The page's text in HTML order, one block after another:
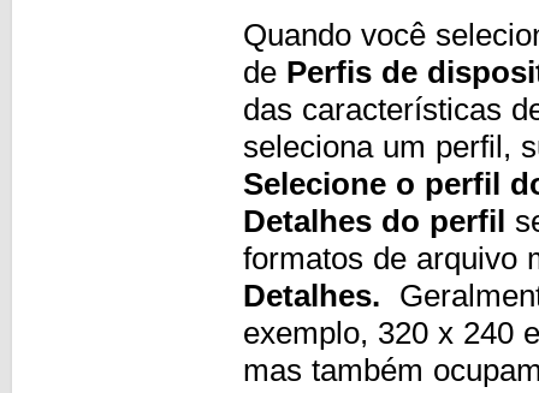
Quando você
de Perfis de
das características
seleciona um perfil,
Selecione o perfil
Detalhes do perfil
formatos de arquivo
Detalhes.
exemplo, 320 x 240
mas também